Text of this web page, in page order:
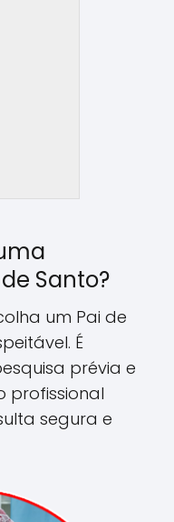
Santo?
um Pai de
É
prévia e
profissional
segura e